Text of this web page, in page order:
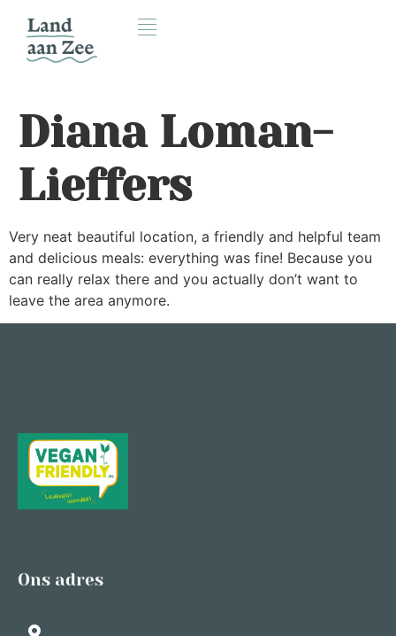
Diana Loman-
Lieffers
Very neat beautiful location, a friendly and helpful team
and delicious meals: everything was fine! Because you
can really relax there and you actually don’t want to
leave the area anymore.
Ons adres